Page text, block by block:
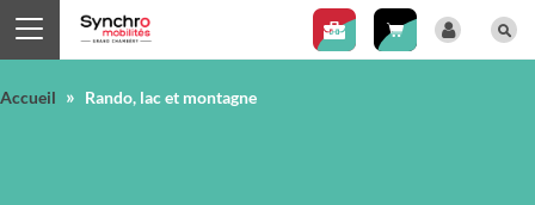
Accueil » Rando, lac et montagne
Panneau de gestion des cookies